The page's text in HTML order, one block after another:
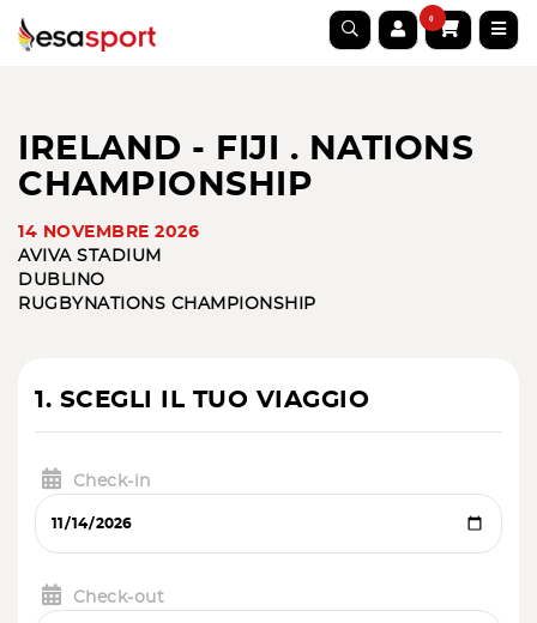
0
IRELAND - FIJI . NATIONS
CHAMPIONSHIP
14 NOVEMBRE 2026
AVIVA STADIUM
DUBLINO
RUGBY NATIONS CHAMPIONSHIP
1. SCEGLI IL TUO VIAGGIO
Check-in
Check-out